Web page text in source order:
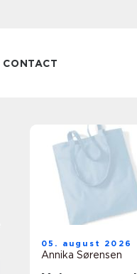
CONTACT
05. august 2026
Annika Sørensen